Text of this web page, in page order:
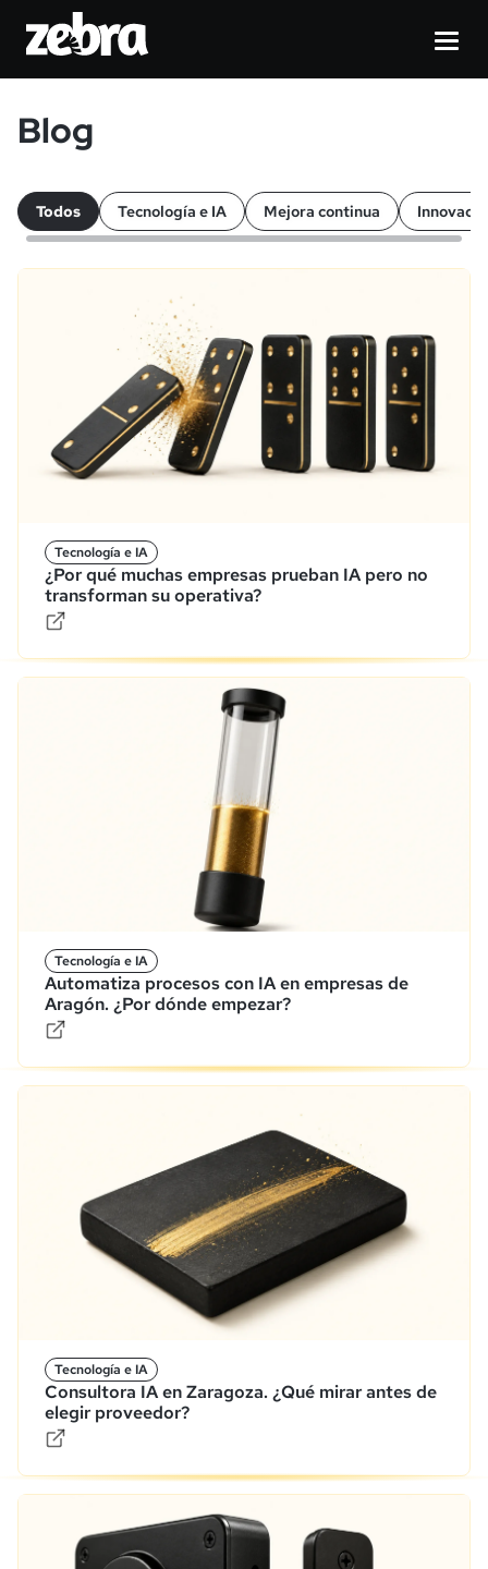
Blog
Todos Tecnología e IA Mejora continua
Tecnología e IA
¿Por qué muchas empresas prueban IA pero no
transforman su operativa?
Tecnología e IA
Automatiza procesos con IA en empresas de
Aragón. ¿Por dónde empezar?
Tecnología e IA
Consultora IA en Zaragoza. ¿Qué mirar antes de
elegir proveedor?